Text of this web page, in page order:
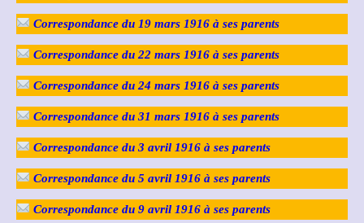
Correspondance du 19 mars 1916 à ses parents
Correspondance du 22 mars 1916 à ses parents
Correspondance du 24 mars 1916 à ses parents
Correspondance du 31 mars 1916 à ses parents
Correspondance du 3 avril 1916 à ses parents
Correspondance du 5 avril 1916 à ses parents
Correspondance du 9 avril 1916 à ses parents